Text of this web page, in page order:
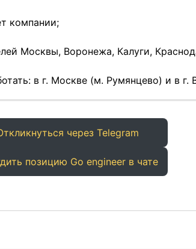
компании;
Москвы, Воронежа, Калуги,
в г. Москве (м. Румянцево) и в г.
через Telegram
позицию Go engineer в чате